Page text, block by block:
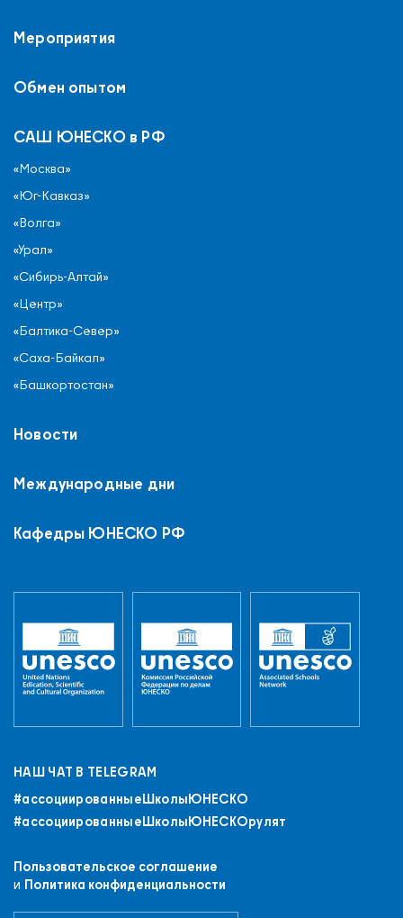
+7 (843) 294-83-44
ПРИСОЕДИНИТЬСЯ К СЕТИ
Мероприятия
Обмен опытом
САШ ЮНЕСКО в РФ
«Москва»
«Юг-Кавказ»
«Волга»
«Урал»
«Сибирь-Алтай»
«Центр»
«Балтика-Север»
«Саха-Байкал»
«Башкортостан»
Новости
Международные дни
Кафедры ЮНЕСКО РФ
НАШ ЧАТ В TELEGRAM
#ассоциированныеШколыЮНЕСКO
#ассоциированныеШколыЮНЕСКОрулят
Пользовательское соглашение
и Политика конфиденциальности